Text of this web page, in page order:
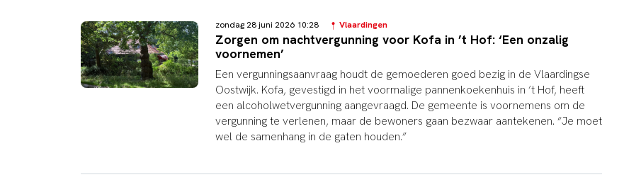
zondag 28 juni 2026 10:28 Vlaardingen
Zorgen om nachtvergunning voor Kofa in ’t Hof: ‘Een onzalig
voornemen’
Een vergunningsaanvraag houdt de gemoederen goed bezig in de Vlaardingse
Oostwijk. Kofa, gevestigd in het voormalige pannenkoekenhuis in ’t Hof, heeft
een alcoholwetvergunning aangevraagd. De gemeente is voornemens om de
vergunning te verlenen, maar de bewoners gaan bezwaar aantekenen. “Je moet
wel de samenhang in de gaten houden.”